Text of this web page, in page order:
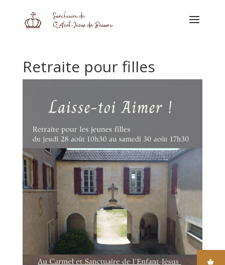
Retraite pour filles